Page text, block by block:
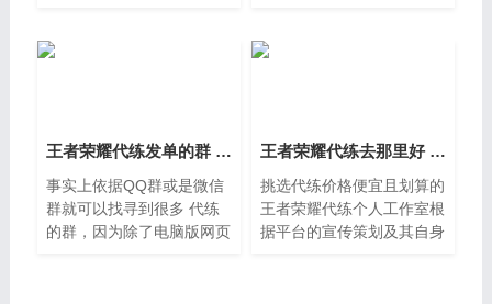
难题就变成头等大事，外一
霉了。
及其代打手机上app也得到
王者荣耀代练发单的群 王者发单群打手接单不坑人的推荐
事实上依据QQ群或是微信
群就可以找寻到很多 代练
的群，因为除了电脑版网页
王者荣耀代练去那里好 铂金钻石星耀段位代打速度快
挑选代练价格便宜且划算的
王者荣耀代练个人工作室根
据平台的宣传策划及其自身